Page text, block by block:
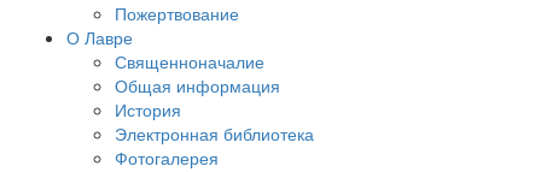
Пожертвование
О Лавре
Священноначалие
Общая информация
История
Электронная библиотека
Фотогалерея